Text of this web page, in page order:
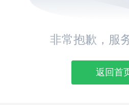
非常抱歉，服
返回首